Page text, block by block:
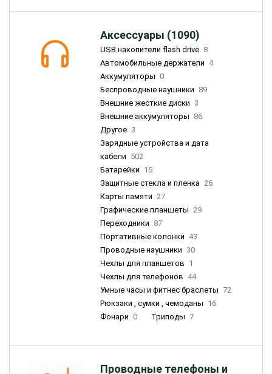
Аксессуары (1090)
USB накопители flash drive 8
Автомобильные держатели 4
Аккумуляторы 0
Беспроводные наушники 89
Внешние жесткие диски 3
Внешние аккумуляторы 86
Другое 3
Зарядные устройства и дата
кабели 502
Батарейки 15
Защитные стекла и пленка 26
Карты памяти 27
Графические планшеты 29
Переходники 87
Портативные колонки 43
Проводные наушники 30
Чехлы для планшетов 1
Чехлы для телефонов 44
Умные часы и фитнес браслеты 72
Рюкзаки , сумки , чемоданы 16
Фонари 0 Триподы 7
Проводные телефоны и